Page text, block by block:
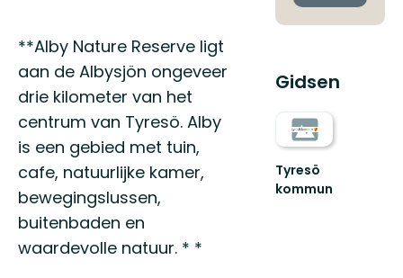
Omschrijving
**Alby Nature Reserve ligt
aan de Albysjön ongeveer
drie kilometer van het
centrum van Tyresö. Alby
is een gebied met tuin,
cafe, natuurlijke kamer,
bewegingslussen,
buitenbaden en
waardevolle natuur. * *
Gidsen
Tyresö
kommun